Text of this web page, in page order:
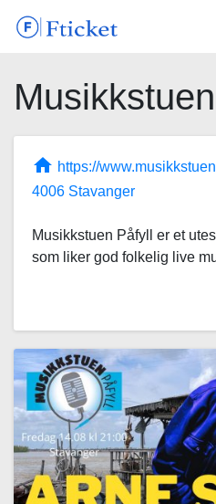
home https://
4006 Stavanger
Musikkstuen Påfyll er et
som liker god folkelig live